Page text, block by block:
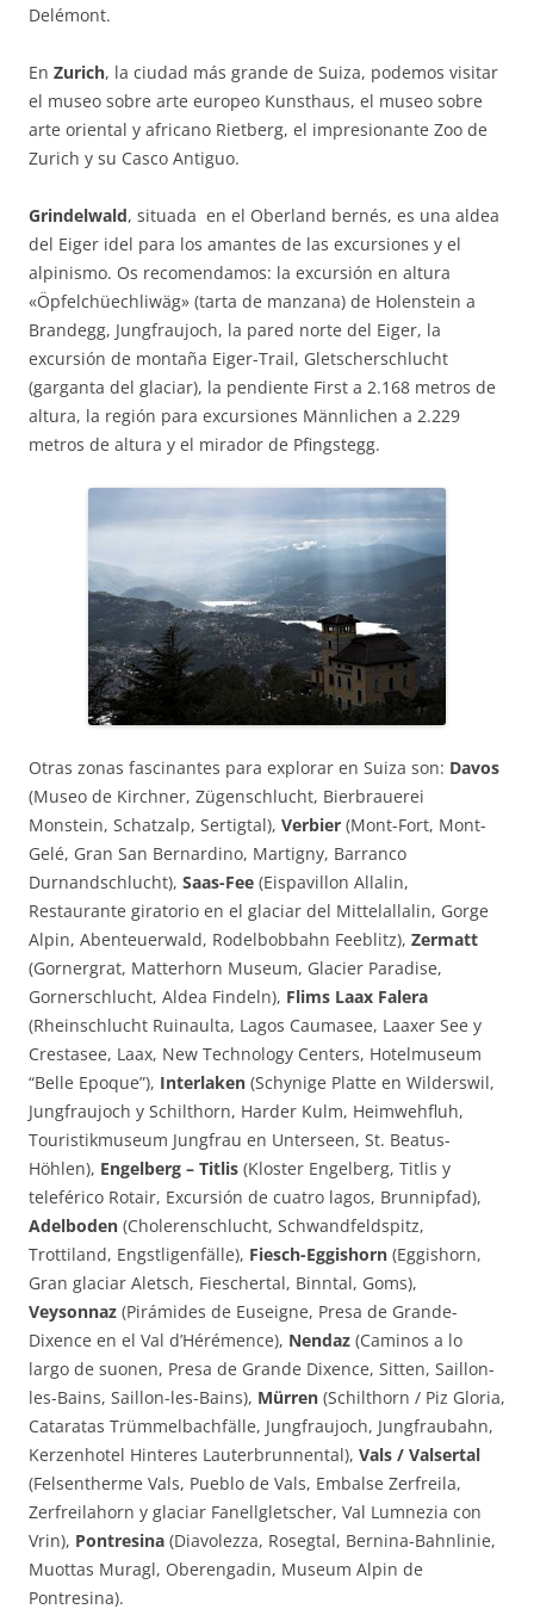
Delémont.
En Zurich, la ciudad más grande de Suiza, podemos visitar
el museo sobre arte europeo Kunsthaus, el museo sobre
arte oriental y africano Rietberg, el impresionante Zoo de
Zurich y su Casco Antiguo.
Grindelwald, situada en el Oberland bernés, es una aldea
del Eiger idel para los amantes de las excursiones y el
alpinismo. Os recomendamos: la excursión en altura
«Öpfelchüechliwäg» (tarta de manzana) de Holenstein a
Brandegg, Jungfraujoch, la pared norte del Eiger, la
excursión de montaña Eiger-Trail, Gletscherschlucht
(garganta del glaciar), la pendiente First a 2.168 metros de
altura, la región para excursiones Männlichen a 2.229
metros de altura y el mirador de Pfingstegg.
Otras zonas fascinantes para explorar en Suiza son: Davos
(Museo de Kirchner, Zügenschlucht, Bierbrauerei
Monstein, Schatzalp, Sertigtal), Verbier (Mont-Fort, Mont-
Gelé, Gran San Bernardino, Martigny, Barranco
Durnandschlucht), Saas-Fee (Eispavillon Allalin,
Restaurante giratorio en el glaciar del Mittelallalin, Gorge
Alpin, Abenteuerwald, Rodelbobbahn Feeblitz), Zermatt
(Gornergrat, Matterhorn Museum, Glacier Paradise,
Gornerschlucht, Aldea Findeln), Flims Laax Falera
(Rheinschlucht Ruinaulta, Lagos Caumasee, Laaxer See y
Crestasee, Laax, New Technology Centers, Hotelmuseum
“Belle Epoque”), Interlaken (Schynige Platte en Wilderswil,
Jungfraujoch y Schilthorn, Harder Kulm, Heimwehfluh,
Touristikmuseum Jungfrau en Unterseen, St. Beatus-
Höhlen), Engelberg – Titlis (Kloster Engelberg, Titlis y
teleférico Rotair, Excursión de cuatro lagos, Brunnipfad),
Adelboden (Cholerenschlucht, Schwandfeldspitz,
Trottiland, Engstligenfälle), Fiesch-Eggishorn (Eggishorn,
Gran glaciar Aletsch, Fieschertal, Binntal, Goms),
Veysonnaz (Pirámides de Euseigne, Presa de Grande-
Dixence en el Val d’Hérémence), Nendaz (Caminos a lo
largo de suonen, Presa de Grande Dixence, Sitten, Saillon-
les-Bains, Saillon-les-Bains), Mürren (Schilthorn / Piz Gloria,
Cataratas Trümmelbachfälle, Jungfraujoch, Jungfraubahn,
Kerzenhotel Hinteres Lauterbrunnental), Vals / Valsertal
(Felsentherme Vals, Pueblo de Vals, Embalse Zerfreila,
Zerfreilahorn y glaciar Fanellgletscher, Val Lumnezia con
Vrin), Pontresina (Diavolezza, Rosegtal, Bernina-Bahnlinie,
Muottas Muragl, Oberengadin, Museum Alpin de
Pontresina).